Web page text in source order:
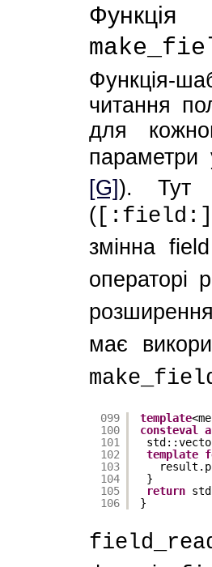
Функція-
читання
для
[G]). Тут
( [:field:]
змінна
операторі
має
099
100
101
102
103
104
105
106
template
consteval
template
}
return
}